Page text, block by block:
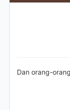
Dan orang-